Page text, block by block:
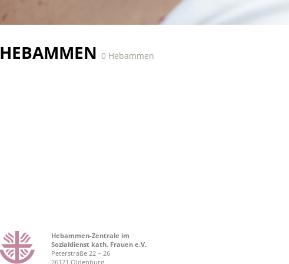
HEBAMMEN 0 Hebammen
Hebammen-Zentrale im
Sozialdienst kath. Frauen e.V.
Peterstraße 22 – 26
26121 Oldenburg